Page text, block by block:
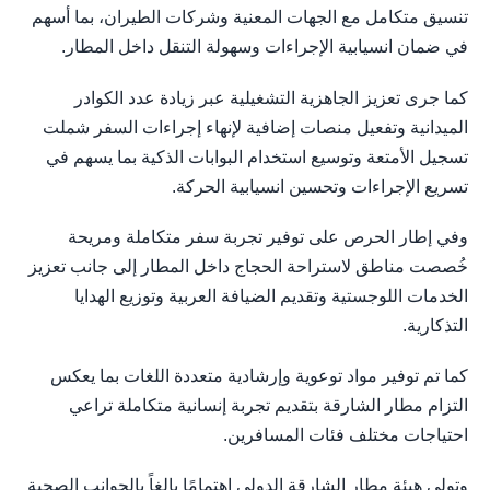
تنسيق متكامل مع الجهات المعنية وشركات الطيران، بما أسهم
في ضمان انسيابية الإجراءات وسهولة التنقل داخل المطار.
كما جرى تعزيز الجاهزية التشغيلية عبر زيادة عدد الكوادر
الميدانية وتفعيل منصات إضافية لإنهاء إجراءات السفر شملت
تسجيل الأمتعة وتوسيع استخدام البوابات الذكية بما يسهم في
تسريع الإجراءات وتحسين انسيابية الحركة.
وفي إطار الحرص على توفير تجربة سفر متكاملة ومريحة
خُصصت مناطق لاستراحة الحجاج داخل المطار إلى جانب تعزيز
الخدمات اللوجستية وتقديم الضيافة العربية وتوزيع الهدايا
التذكارية.
كما تم توفير مواد توعوية وإرشادية متعددة اللغات بما يعكس
التزام مطار الشارقة بتقديم تجربة إنسانية متكاملة تراعي
احتياجات مختلف فئات المسافرين.
وتولي هيئة مطار الشارقة الدولي اهتمامًا بالغاً بالجوانب الصحية